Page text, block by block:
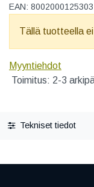
EAN: 8002000125303
Tällä tuotteella
Myyntiehdot
Toimitus: 2-3
Tekniset tiedot